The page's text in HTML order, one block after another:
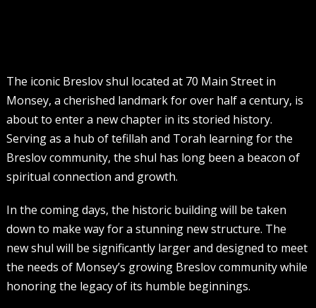
The iconic Breslov shul located at 70 Main Street in
Monsey, a cherished landmark for over half a century, is
about to enter a new chapter in its storied history.
Serving as a hub of tefillah and Torah learning for the
Breslov community, the shul has long been a beacon of
spiritual connection and growth.
In the coming days, the historic building will be taken
down to make way for a stunning new structure. The
new shul will be significantly larger and designed to meet
the needs of Monsey’s growing Breslov community while
honoring the legacy of its humble beginnings.